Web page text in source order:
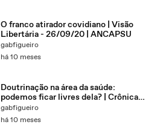
O franco atirador covidiano | Visão
Libertária - 26/09/20 | ANCAPSU
gabfigueiro
há 10 meses
Doutrinação na área da saúde:
podemos ficar livres dela? | Crônica
Libertária - 25/09/20 | ANCAPSU
gabfigueiro
há 10 meses